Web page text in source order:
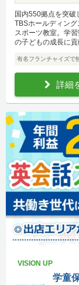
国内550拠点を突
TBSホールディン
スポーツ教室。学
の子どもの成長に貢
有名フランチャイズで
詳細
VISION UP
学童